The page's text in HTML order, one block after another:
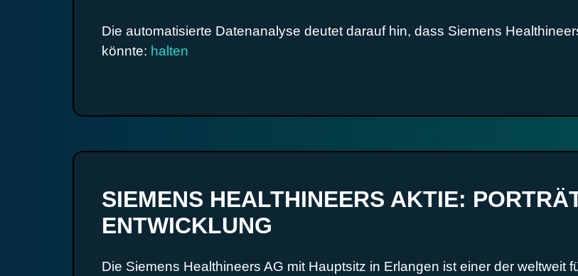
Die automatisierte Datenanalyse deutet darauf hin, dass Siemens
könnte: halten
SIEMENS HEALTHINEERS AKTIE:
ENTWICKLUNG
Die Siemens Healthineers AG mit Hauptsitz in Erlangen ist einer der weltweit